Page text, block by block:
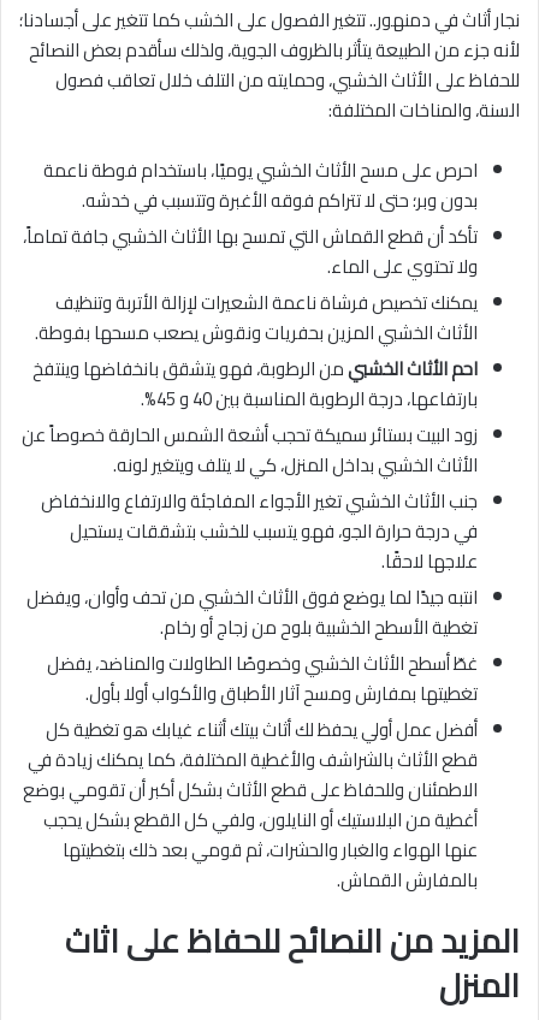
نجار أثاث في دمنهور.. تتغير الفصول على الخشب كما تتغير على أجسادنا؛
لأنه جزء من الطبيعة يتأثر بالظروف الجوية، ولذلك سأقدم بعض النصائح
للحفاظ على الأثاث الخشبي، وحمايته من التلف خلال تعاقب فصول
السنة، والمناخات المختلفة:
احرص على مسح الأثاث الخشبي يوميًا، باستخدام فوطة ناعمة
بدون وبر؛ حتى لا تتراكم فوقه الأغبرة وتتسبب في خدشه.
تأكد أن قطع القماش التي تمسح بها الأثاث الخشبي جافة تماماً،
ولا تحتوي على الماء.
يمكنك تخصيص فرشاة ناعمة الشعيرات لإزالة الأتربة وتنظيف
الأثاث الخشبي المزين بحفريات ونقوش يصعب مسحها بفوطة.
احم الأثاث الخشبيمن الرطوبة، فهو يتشقق بانخفاضها وينتفخ
بارتفاعها، درجة الرطوبة المناسبة بين 40 و 45%.
زود البيت بستائر سميكة تحجب أشعة الشمس الحارقة خصوصاً عن
الأثاث الخشبي بداخل المنزل، كي لا يتلف ويتغير لونه.
جنب الأثاث الخشبي تغير الأجواء المفاجئة والارتفاع والانخفاض
في درجة حرارة الجو، فهو يتسبب للخشب بتشققات يستحيل
علاجها لاحقًا.
انتبه جيدًا لما يوضع فوق الأثاث الخشبي من تحف وأوان، ويفضل
تغطية الأسطح الخشبية بلوح من زجاج أو رخام.
غطّ أسطح الأثاث الخشبي وخصوصًا الطاولات والمناضد، يفضل
تغطيتها بمفارش ومسح آثار الأطباق والأكواب أولا بأول.
أفضل عمل أولي يحفظ لك أثاث بيتك أثناء غيابك هو تغطية كل
قطع الأثاث بالشراشف والأغطية المختلفة، كما يمكنك زيادة في
الاطمئنان وللحفاظ على قطع الأثاث بشكل أكبر أن تقومي بوضع
أغطية من البلاستيك أو النايلون، ولفي كل القطع بشكل يحجب
عنها الهواء والغبار والحشرات، ثم قومي بعد ذلك بتغطيتها
بالمفارش القماش.
المزيد من النصائح للحفاظ على اثاث
المنزل